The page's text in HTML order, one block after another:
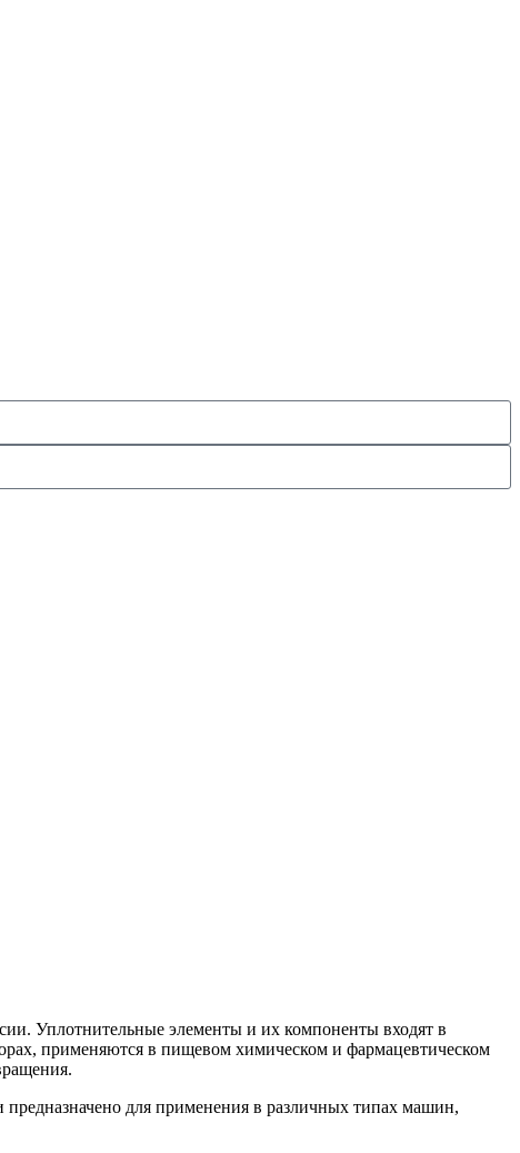
Уплотнительные элементы и их компоненты входят в
применяются в пищевом химическом и фармацевтическом
для применения в различных типах машин,